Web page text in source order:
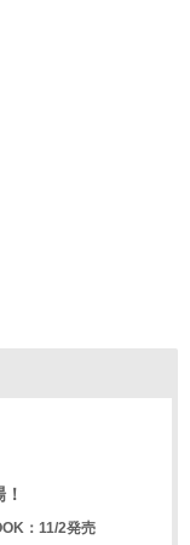
：11/2発売